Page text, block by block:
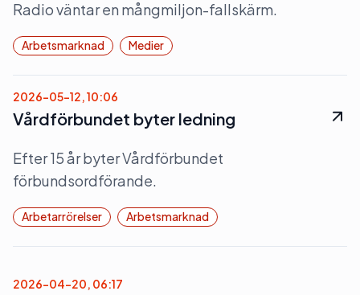
Radio väntar en mångmiljon-fallskärm.
Arbetsmarknad Medier
2026-05-12, 10:06
Vårdförbundet byter ledning
Efter 15 år byter Vårdförbundet
förbundsordförande.
Arbetarrörelser Arbetsmarknad
2026-04-20, 06:17